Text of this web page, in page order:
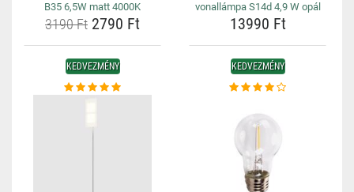
B35 6,5W matt 4000K
3190 Ft 2790 Ft
vonallámpa S14d 4,9 W opál
13990 Ft
KEDVEZMÉNY KEDVEZMÉNY